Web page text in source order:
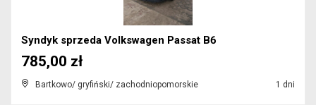
Syndyk sprzeda Volkswagen Passat B6
Bartkowo/ gryfiński/ zachodniopomorskie 1 dni
785,00 zł